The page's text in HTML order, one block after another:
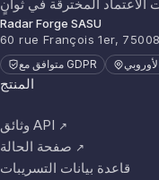
Radar Forge SASU
60 rue François 1er,
متوافق مع GDPR
المنتج
وثائق API ↗
صفحة الحالة ↗
قاعدة بيانات التسريبات